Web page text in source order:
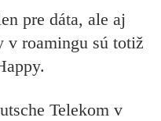
pre dáta, ale aj
v roamingu sú totiž
Telekom v